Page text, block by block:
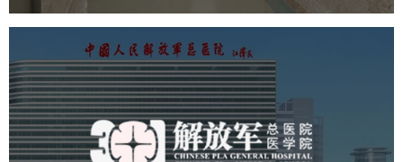
中国人民解放军总医院 301医
院